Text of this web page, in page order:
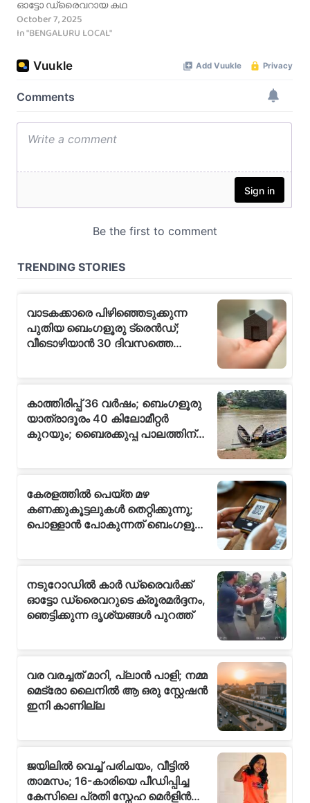
ഓട്ടോ ഡ്രൈവറായ കഥ
October 7, 2025
In "BENGALURU LOCAL"